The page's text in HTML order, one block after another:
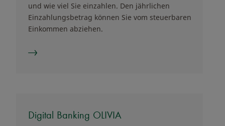
und wie viel Sie einzahlen. Den jährlichen
Einzahlungsbetrag können Sie vom steuerbaren
Einkommen abziehen.
Digital Banking OLIVIA